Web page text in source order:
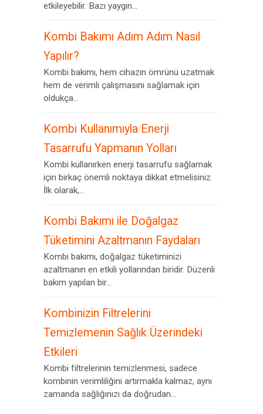
etkileyebilir. Bazı yaygın...
Kombi Bakımı Adım Adım Nasıl
Yapılır?
Kombi bakımı, hem cihazın ömrünü uzatmak
hem de verimli çalışmasını sağlamak için
oldukça...
Kombi Kullanımıyla Enerji
Tasarrufu Yapmanın Yolları
Kombi kullanırken enerji tasarrufu sağlamak
için birkaç önemli noktaya dikkat etmelisiniz.
İlk olarak,...
Kombi Bakımı ile Doğalgaz
Tüketimini Azaltmanın Faydaları
Kombi bakımı, doğalgaz tüketiminizi
azaltmanın en etkili yollarından biridir. Düzenli
bakım yapılan bir...
Kombinizin Filtrelerini
Temizlemenin Sağlık Üzerindeki
Etkileri
Kombi filtrelerinin temizlenmesi, sadece
kombinin verimliliğini artırmakla kalmaz, aynı
zamanda sağlığınızı da doğrudan...